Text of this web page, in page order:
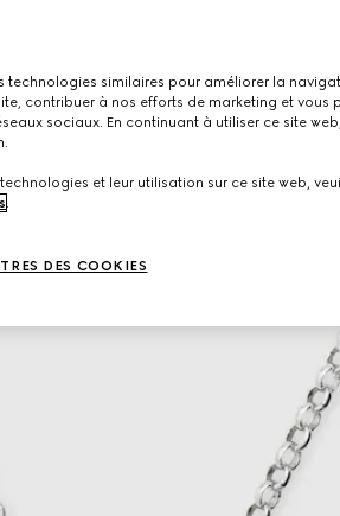
technologies similaires pour améliorer la
contribuer à nos efforts de marketing et vous
sociaux. En continuant à utiliser ce site
et leur utilisation sur ce site web,
.
DES COOKIES